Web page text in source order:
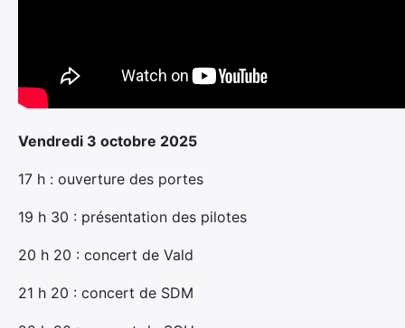
Vendredi 3 octobre 2025
17 h : ouverture des portes
19 h 30 : présentation des pilotes
20 h 20 : concert de Vald
21 h 20 : concert de SDM